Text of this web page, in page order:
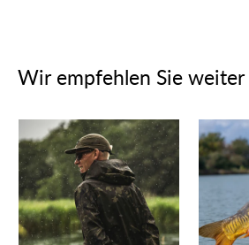
Wir empfehlen Sie weiter